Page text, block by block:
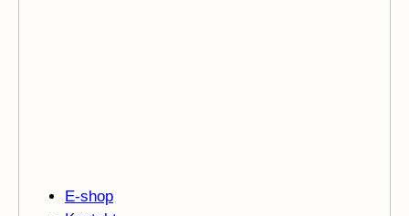
E-shop